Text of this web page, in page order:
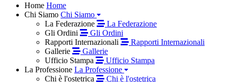
Home Home
Chi Siamo Chi Siamo
La Federazione
La Federazione
Gli Ordini
Gli Ordini
Rapporti Internazionali
Rapporti Internazionali
Gallerie
Gallerie
Ufficio Stampa
Ufficio Stampa
La Professione La Professione
Chi è l'ostetrica
Chi è l'ostetrica